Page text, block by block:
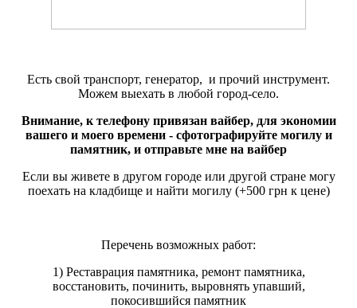
Есть свой транспорт, генератор, и прочий инструмент.
Можем выехать в любой город-село.
Внимание, к телефону привязан вайбер, для экономии
вашего и моего времени - сфотографируйте могилу и
памятник, и отправьте мне на вайбер
Если вы живете в другом городе или другой стране могу
поехать на кладбище и найти могилу (+500 грн к цене)
Перечень возможных работ:
1) Реставрация памятника, ремонт памятника,
восстановить, починить, выровнять упавший,
покосившийся памятник